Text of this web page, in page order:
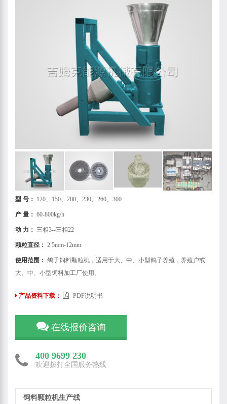
型 号： 120、150、200、230、260、300
产 量： 60-800kg/h
动 力： 三相3--三相22
颗粒直径： 2.5mm-12mm
使用范围： 鸽子饲料颗粒机，适用于大、中、小型鸽子养殖，养殖户或
大、中、小型饲料加工厂使用。
产品资料下载： PDF说明书
在线报价咨询
400 9699 230
欢迎拨打全国服务热线
饲料颗粒机生产线